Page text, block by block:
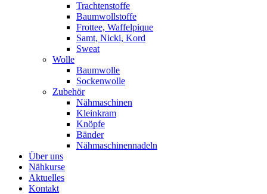
Trachtenstoffe
Baumwollstoffe
Frottee, Waffelpique
Samt, Nicki, Kord
Sweat
Wolle
Baumwolle
Sockenwolle
Zubehör
Nähmaschinen
Kleinkram
Knöpfe
Bänder
Nähmaschinennadeln
Über uns
Nähkurse
Aktuelles
Kontakt